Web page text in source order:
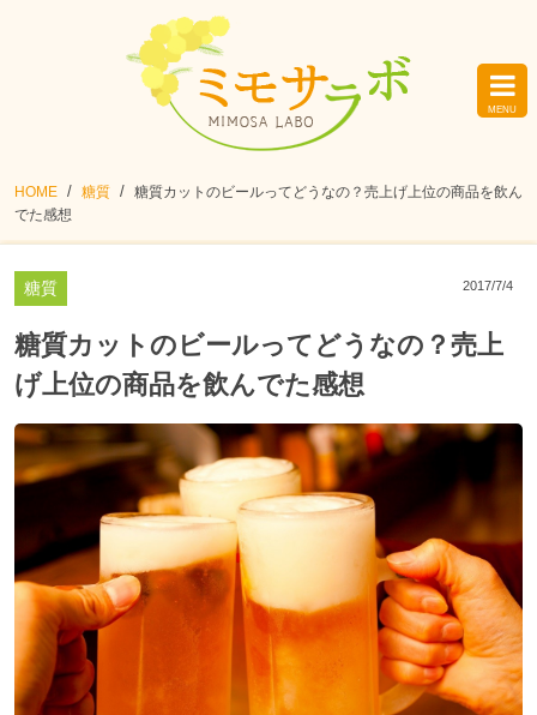
HOME 糖質
糖質カットのビールってどうなの？売上げ上位の商品を飲ん
でた感想
糖質 2017/7/4
糖質カットのビールってどうなの？売上
げ上位の商品を飲んでた感想